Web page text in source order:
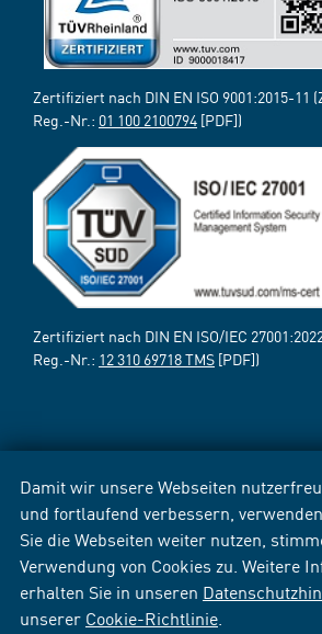
Damit wir unsere Webseiten
und fortlaufend verbessern,
Sie die Webseiten weiter nutzen,
Verwendung von Cookies zu. Weitere
erhalten Sie in unseren
unserer Cookie-Richtlinie
Zertifiziert nach DIN EN ISO 9001:2015-11
Reg.-Nr.: 01 100 2100794 [PDF])
Zertifiziert nach DIN EN ISO/IEC
Reg.-Nr.: 12 310 69718 TMS [PDF])